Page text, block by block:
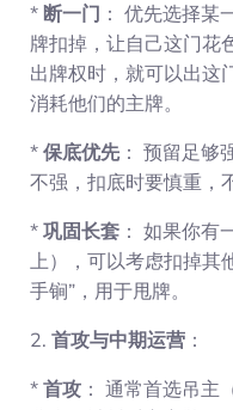
* 断一门 ： 优先选择某
牌扣掉，让自己这门花
出牌权时，就可以出这
消耗他们的主牌。
* 保底优先： 预留足够
不强，扣底时要慎重，
* 巩固长套 ： 如果你有
上），可以考虑扣掉其
手锏”，用于甩牌。
2. 首攻与中期运营 ：
* 首攻 ： 通常首选吊主